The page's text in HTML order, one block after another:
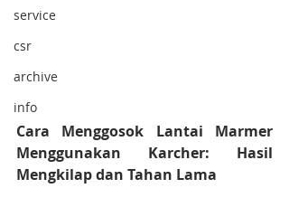
service
csr
archive
info
Cara Menggosok Lantai Marmer
Menggunakan Karcher: Hasil
Mengkilap dan Tahan Lama